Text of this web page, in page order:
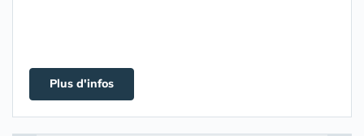
Plus d'infos